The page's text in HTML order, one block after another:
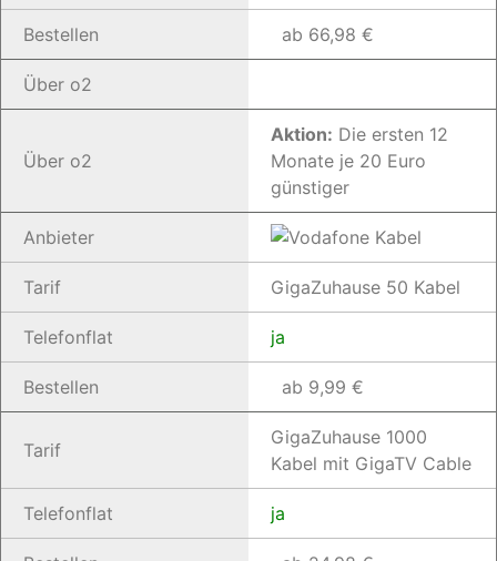
Bestellen ab 66,98 €
Über o2
Über o2
Aktion: Die ersten 12
Monate je 20 Euro
günstiger
Anbieter
Tarif GigaZuhause 50 Kabel
Telefonflat ja
Bestellen ab 9,99 €
Tarif
GigaZuhause 1000
Kabel mit GigaTV Cable
Telefonflat ja